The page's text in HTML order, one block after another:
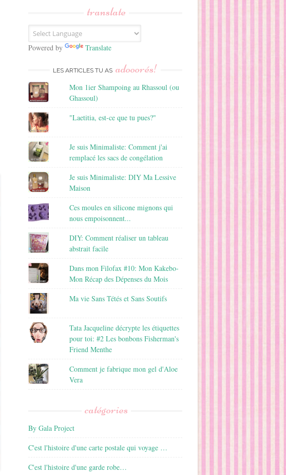
E
m
a
translate
Powered by Translate
LES ARTICLES TU AS adooorés!
Mon 1ier Shampoing au Rhassoul (ou
Ghassoul)
"Laetitia, est-ce que tu pues?"
Je suis Minimaliste: Comment j'ai
remplacé les sacs de congélation
Je suis Minimaliste: DIY Ma Lessive
Maison
Ces moules en silicone mignons qui
nous empoisonnent...
DIY: Comment réaliser un tableau
abstrait facile
Dans mon Filofax #10: Mon Kakebo-
Mon Récap des Dépenses du Mois
Ma vie Sans Tétés et Sans Soutifs
Tata Jacqueline décrypte les étiquettes
pour toi: #2 Les bonbons Fisherman's
Friend Menthe
Comment je fabrique mon gel d'Aloe
Vera
catégories
By Gala Project
C'est l'histoire d'une carte postale qui voyage …
C'est l'histoire d'une garde robe…